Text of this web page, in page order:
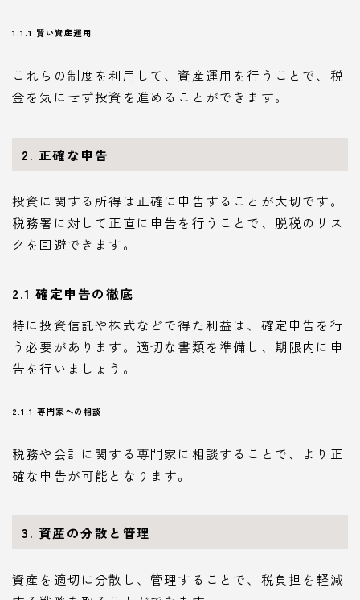
1.1.1 賢い資産運用
これらの制度を利用して、資産運用を行うことで、税
金を気にせず投資を進めることができます。
2. 正確な申告
投資に関する所得は正確に申告することが大切です。
税務署に対して正直に申告を行うことで、脱税のリス
クを回避できます。
2.1 確定申告の徹底
特に投資信託や株式などで得た利益は、確定申告を行
う必要があります。適切な書類を準備し、期限内に申
告を行いましょう。
2.1.1 専門家への相談
税務や会計に関する専門家に相談することで、より正
確な申告が可能となります。
3. 資産の分散と管理
資産を適切に分散し、管理することで、税負担を軽減